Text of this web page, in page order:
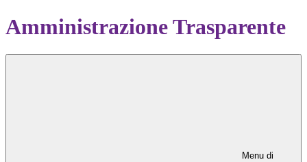
Amministrazione Trasparente
Menu di